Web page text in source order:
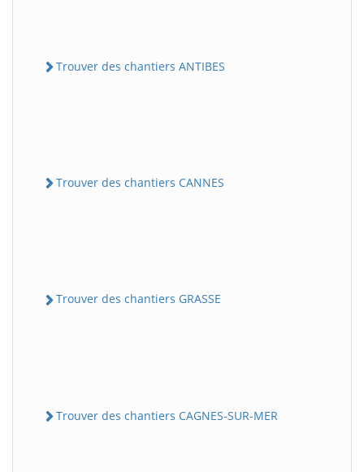
Trouver des chantiers ANTIBES
Trouver des chantiers CANNES
Trouver des chantiers GRASSE
Trouver des chantiers CAGNES-SUR-MER